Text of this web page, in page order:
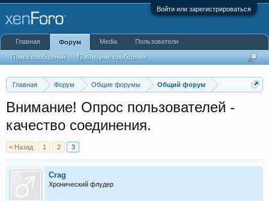
Войти или зарегистрироваться
Главная Форум Общие форумы Общий форум
Внимание! Опрос пользователей -
качество соединения.
< Назад 1 2 3
Crag
Хронический флудер
Главная Форум
Поиск сообщений Последние сообщения
Media Пользователи